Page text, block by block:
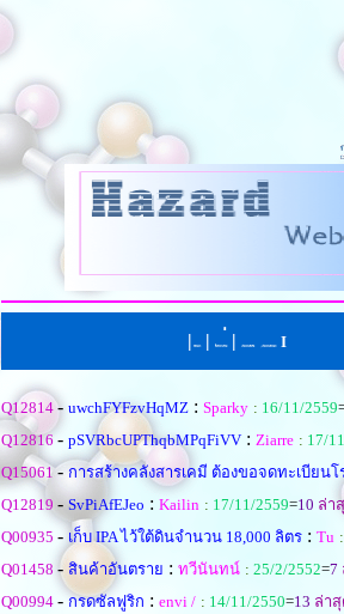
| | ่ | I
Q12814 - uwchFYFzvHqMZ : Sparky : 16/11/2559
Q12816 - pSVRbcUPThqbMPqFiVV : Ziarre : 17/
Q15061- การสร้างคลังสารเคมี ต้องขอจดทะเบียน
Q12819 -SvPiAfEJeo : Kailin : 17/11/2559=10 ล่า
Q00935 - เก็บ IPA ไว้ใต้ดินจำนวน 18,000 ลิตร : Tu
Q01458 - สินค้าอันตราย : ทวีนันทน์ : 25/2/2552=7
Q00994 - กรดซัลฟูริก : envi / : 14/11/2550=13 ล่า